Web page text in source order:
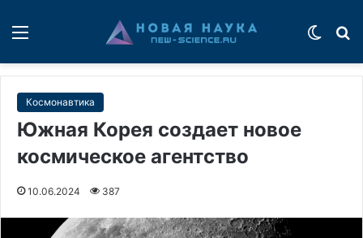
Космонавтика
Южная Корея создает новое
космическое агентство
10.06.2024 387